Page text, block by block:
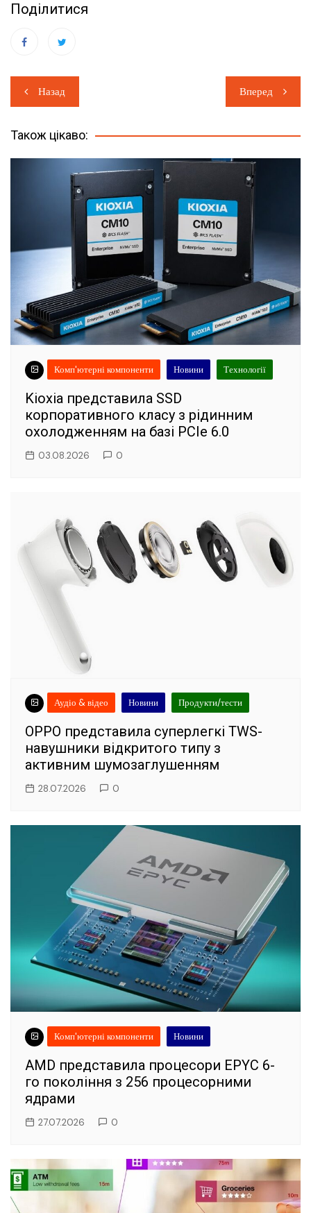
Поділитися
Навігація
записів
Назад Вперед
Також цікаво:
Комп'ютерні компоненти Новини Технології
Kioxia представила SSD
корпоративного класу з рідинним
охолодженням на базі PCIe 6.0
03.08.2026 0
Аудіо & відео Новини Продукти/тести
OPPO представила суперлегкі TWS-
навушники відкритого типу з
активним шумозаглушенням
28.07.2026 0
Комп'ютерні компоненти Новини
AMD представила процесори EPYC 6-
го покоління з 256 процесорними
ядрами
27.07.2026 0